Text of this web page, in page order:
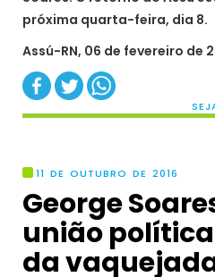
próxima quarta-feira, dia 8.
Assú-RN, 06 de fevereiro de
11 DE OUTUBRO DE 2016
George
união
da